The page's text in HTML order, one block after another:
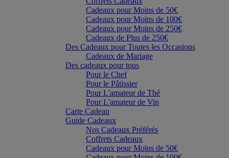
Cadeaux pour Moins de 50€
Cadeaux pour Moins de 100€
Cadeaux pour Moins de 250€
Cadeaux de Plus de 250€
Des Cadeaux pour Toutes les Occasions
Cadeaux de Mariage
Des cadeaux pour tous
Pour le Chef
Pour le Pâtissier
Pour L'amateur de Thé
Pour L'amateur de Vin
Carte Cadeau
Guide Cadeaux
Nos Cadeaux Préférés
Coffrets Cadeaux
Cadeaux pour Moins de 50€